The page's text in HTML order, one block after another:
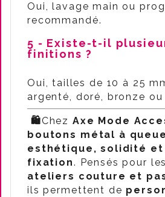
Oui, lavage main ou
recommandé.
5 - Existe-t-il
finitions ?
Oui, tailles de 10 à 25
argenté, doré, bronze
🛍️Chez Axe Mode
boutons métal à queue
esthétique, solidité
fixation. Pensés pour les
ateliers couture et
ils permettent de